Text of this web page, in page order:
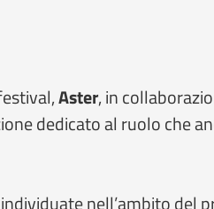
Aster, in
dedicato al ruolo che
nell’ambito